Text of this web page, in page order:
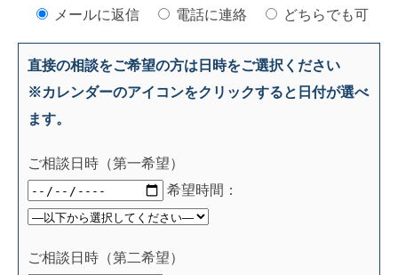
メールに返信 電話に連絡 どちらでも可
直接の相談をご希望の方は日時をご選択ください
※カレンダーのアイコンをクリックすると日付が選べ
ます。
ご相談日時（第一希望）
希望時間：
ご相談日時（第二希望）